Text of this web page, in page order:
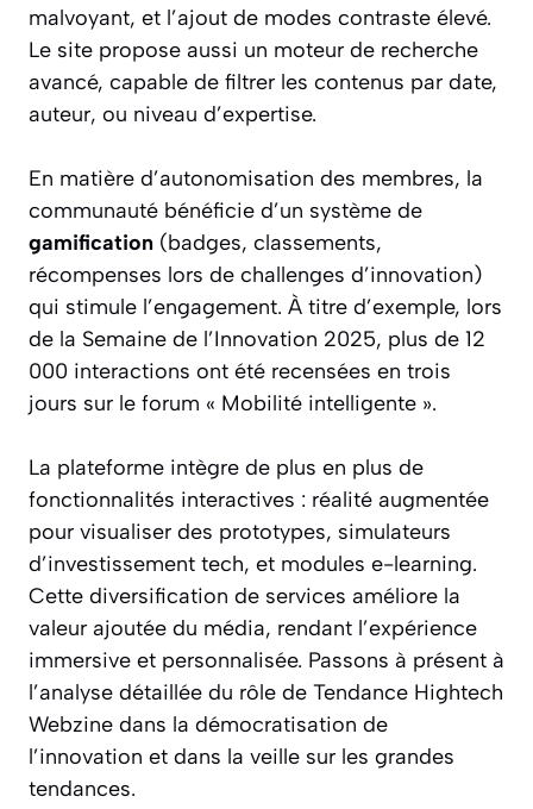
malvoyant, et l’ajout de modes contraste élevé.
Le site propose aussi un moteur de recherche
avancé, capable de filtrer les contenus par date,
auteur, ou niveau d’expertise.
En matière d’autonomisation des membres, la
communauté bénéficie d’un système de
gamification (badges, classements,
récompenses lors de challenges d’innovation)
qui stimule l’engagement. À titre d’exemple, lors
de la Semaine de l’Innovation 2025, plus de 12
000 interactions ont été recensées en trois
jours sur le forum « Mobilité intelligente ».
La plateforme intègre de plus en plus de
fonctionnalités interactives : réalité augmentée
pour visualiser des prototypes, simulateurs
d’investissement tech, et modules e-learning.
Cette diversification de services améliore la
valeur ajoutée du média, rendant l’expérience
immersive et personnalisée. Passons à présent à
l’analyse détaillée du rôle de Tendance Hightech
Webzine dans la démocratisation de
l’innovation et dans la veille sur les grandes
tendances.